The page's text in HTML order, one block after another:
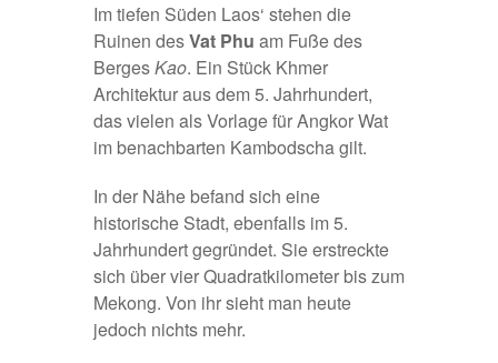
Im tiefen Süden Laos‘ stehen die
Ruinen desVat Phu am Fuße des
BergesKao. Ein Stück Khmer
Architektur aus dem 5. Jahrhundert,
das vielen als Vorlage für Angkor Wat
im benachbarten Kambodscha gilt.
In der Nähe befand sich eine
historische Stadt, ebenfalls im 5.
Jahrhundert gegründet. Sie erstreckte
sich über vier Quadratkilometer bis zum
Mekong. Von ihr sieht man heute
jedoch nichts mehr.